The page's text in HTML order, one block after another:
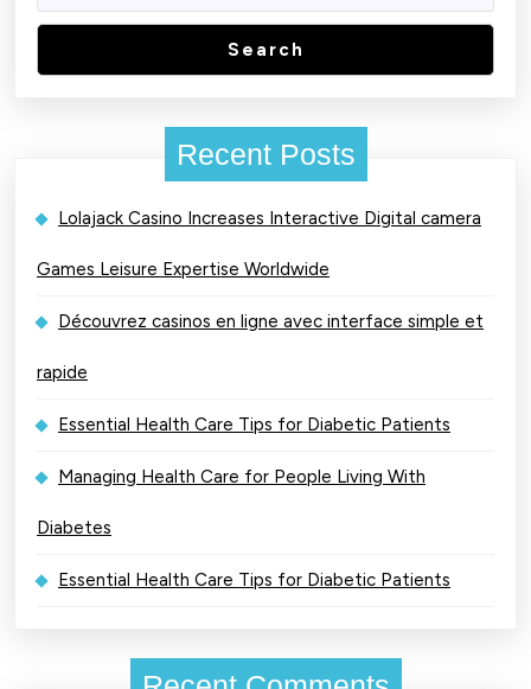
Search
Recent Posts
Lolajack Casino Increases Interactive Digital camera
Games Leisure Expertise Worldwide
Découvrez casinos en ligne avec interface simple et
rapide
Essential Health Care Tips for Diabetic Patients
Managing Health Care for People Living With
Diabetes
Essential Health Care Tips for Diabetic Patients